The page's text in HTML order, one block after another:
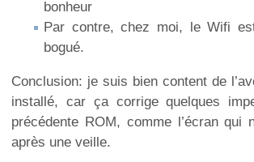
bonheur
Par contre, chez moi, le Wifi
bogué.
Conclusion: je suis bien content de
installé, car ça corrige quelques
précédente ROM, comme l’écran qui
après une veille.